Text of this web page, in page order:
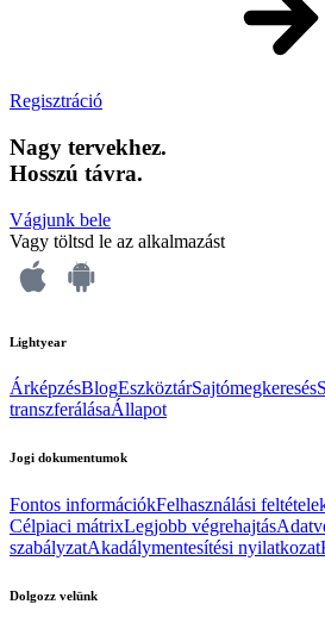
Regisztráció
Nagy tervekhez.
Hosszú távra.
Vágjunk bele
Vagy töltsd le az alkalmazást
Lightyear
ÁrképzésBlogEszköztárSajtómegkeresés
transzferálásaÁllapot
Jogi dokumentumok
Fontos információkFelhasználási
Célpiaci mátrixLegjobb végrehajtás
szabályzatAkadálymentesítési nyilatkozat
Dolgozz velünk